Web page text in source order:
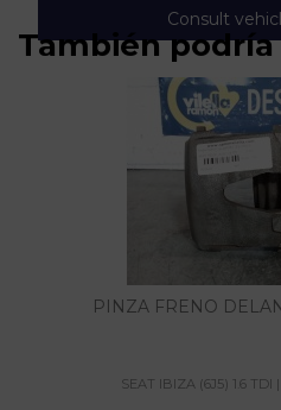
Consult
También
PINZA FRENO
SEAT IBIZA (6J5) 1.6 TDI |